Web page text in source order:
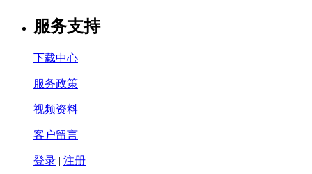
服务支持
下载中心
服务政策
视频资料
客户留言
登录 | 注册